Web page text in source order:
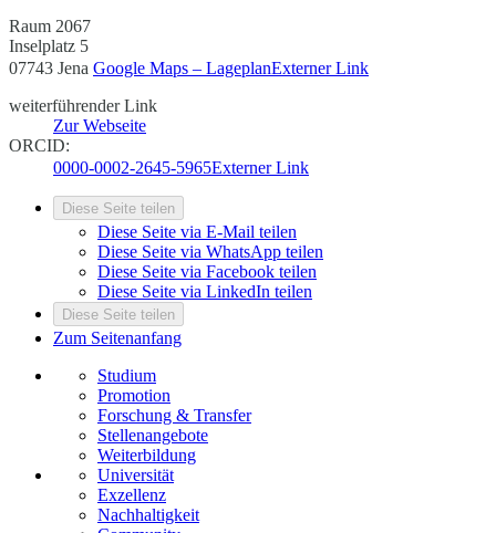
Raum 2067
Inselplatz 5
07743 Jena Google Maps – LageplanExterner Link
weiterführender Link
Zur Webseite
ORCID:
0000-0002-2645-5965Externer Link
Diese Seite teilen
Diese Seite via E-Mail teilen
Diese Seite via WhatsApp teilen
Diese Seite via Facebook teilen
Diese Seite via LinkedIn teilen
Diese Seite teilen
Zum Seitenanfang
Studium
Promotion
Forschung & Transfer
Stellenangebote
Weiterbildung
Universität
Exzellenz
Nachhaltigkeit